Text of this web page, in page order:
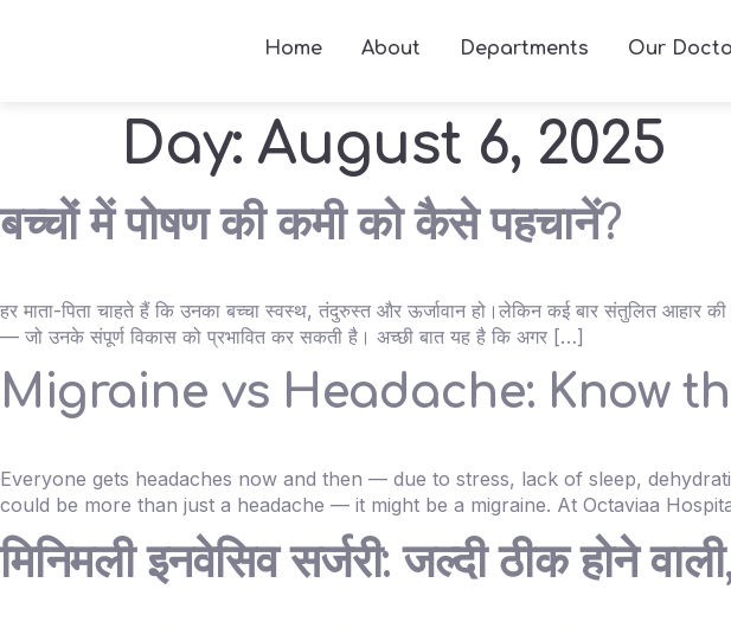
Home About Departments Our
Day: August 6, 2025
बच्चों में पोषण की कमी को कैसे पहचानें?
हर माता-पिता चाहते हैं कि उनका बच्चा स्वस्थ, तंदुरुस्त और ऊर्जावान हो।लेकिन कई बार संतुलित आहार
— जो उनके संपूर्ण विकास को प्रभावित कर सकती है। अच्छी बात यह है कि अगर […]
Migraine vs Headache: Know
Everyone gets headaches now and then — due to stress, lack of sleep,
could be more than just a headache — it might be a migraine. At Octaviaa
मिनिमली इनवेसिव सर्जरी: जल्दी ठीक होने